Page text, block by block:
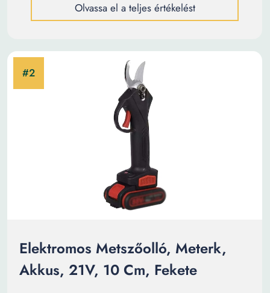
Olvassa el a teljes értékelést
Elektromos Metszőolló, Meterk,
Akkus, 21V, 10 Cm, Fekete